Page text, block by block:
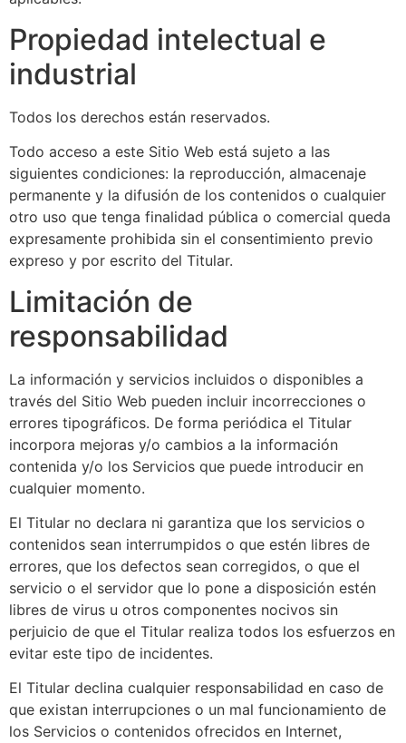
Propiedad intelectual e
industrial
Todos los derechos están reservados.
Todo acceso a este Sitio Web está sujeto a las
siguientes condiciones: la reproducción, almacenaje
permanente y la difusión de los contenidos o cualquier
otro uso que tenga finalidad pública o comercial queda
expresamente prohibida sin el consentimiento previo
expreso y por escrito del Titular.
Limitación de
responsabilidad
La información y servicios incluidos o disponibles a
través del Sitio Web pueden incluir incorrecciones o
errores tipográficos. De forma periódica el Titular
incorpora mejoras y/o cambios a la información
contenida y/o los Servicios que puede introducir en
cualquier momento.
El Titular no declara ni garantiza que los servicios o
contenidos sean interrumpidos o que estén libres de
errores, que los defectos sean corregidos, o que el
servicio o el servidor que lo pone a disposición estén
libres de virus u otros componentes nocivos sin
perjuicio de que el Titular realiza todos los esfuerzos en
evitar este tipo de incidentes.
El Titular declina cualquier responsabilidad en caso de
que existan interrupciones o un mal funcionamiento de
los Servicios o contenidos ofrecidos en Internet,